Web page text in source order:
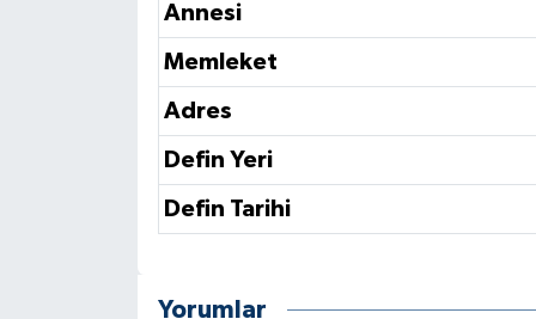
Annesi
Memleket
Adres
Defin Yeri
Defin Tarihi
Yorumlar